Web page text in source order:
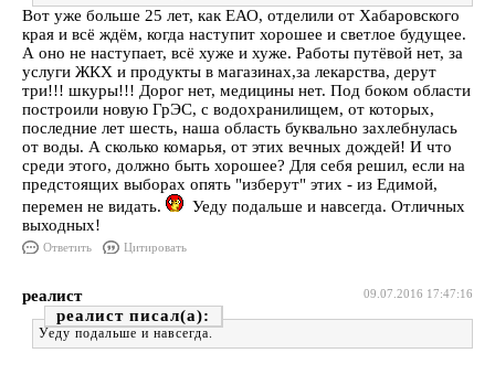
Вот уже больше 25 лет, как ЕАО, отделили от Хабаровского
края и всё ждём, когда наступит хорошее и светлое будущее.
А оно не наступает, всё хуже и хуже. Работы путёвой нет, за
услуги ЖКХ и продукты в магазинах,за лекарства, дерут
три!!! шкуры!!! Дорог нет, медицины нет. Под боком области
построили новую ГрЭС, с водохранилищем, от которых,
последние лет шесть, наша область буквально захлебнулась
от воды. А сколько комарья, от этих вечных дождей! И что
среди этого, должно быть хорошее? Для себя решил, если на
предстоящих выборах опять "изберут" этих - из Едимой,
перемен не видать.
Уеду подальше и навсегда. Отличных
выходных!
Ответить Цитировать
09.07.2016 17:47:16
реалист
реалист
Уеду подальше и навсегда.